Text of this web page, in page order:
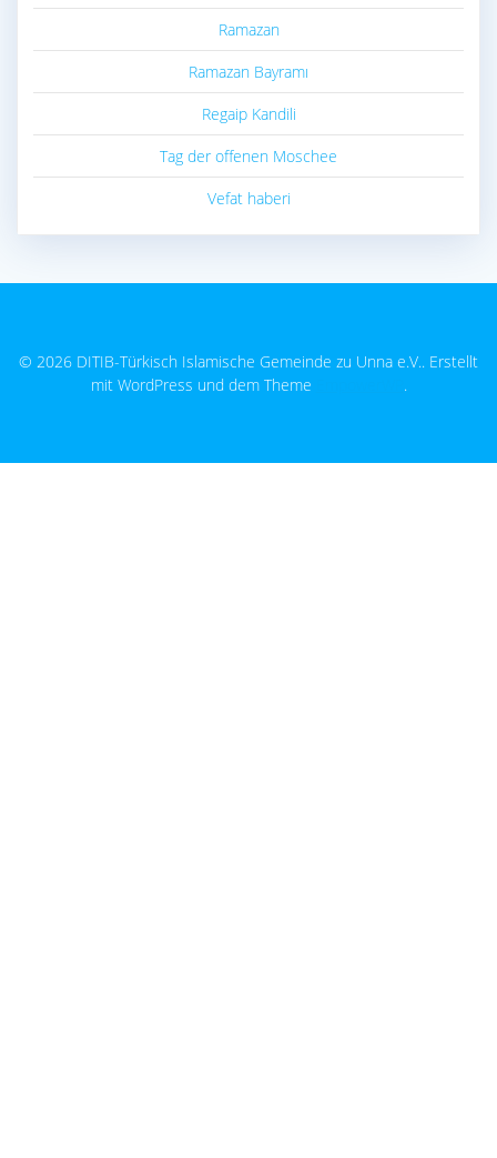
Ramazan
Ramazan Bayramı
Regaip Kandili
Tag der offenen Moschee
Vefat haberi
© 2026 DITIB-Türkisch Islamische Gemeinde zu Unna e.V.. Erstellt
mit WordPress und dem Theme
.